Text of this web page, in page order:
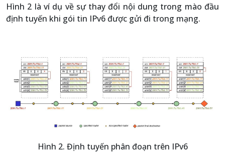
Hình 2 là ví dụ về sự thay đổi nội dung trong mào đầu
định tuyến khi gói tin IPv6 được gửi đi trong mạng.
Hình 2. Định tuyến phân đoạn trên IPv6